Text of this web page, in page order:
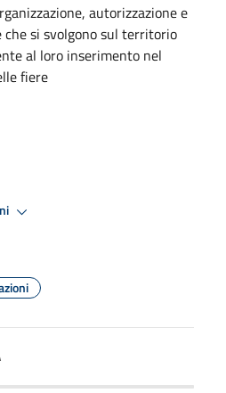
autorizzazione e
che si svolgono sul territorio
al loro inserimento nel
fiere